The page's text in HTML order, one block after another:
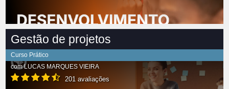
Gestão de projetos
Curso Prático
comLUCAS MARQUES VIEIRA
201 avaliações